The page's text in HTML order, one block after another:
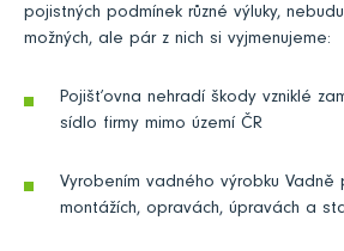
pojistných podmínek různé výluky,
možných, ale pár z nich si vyjmenujeme:
Pojišťovna nehradí škody vzniklé
sídlo firmy mimo území ČR
Vyrobením vadného výrobku
montážích, opravách, úpravách a